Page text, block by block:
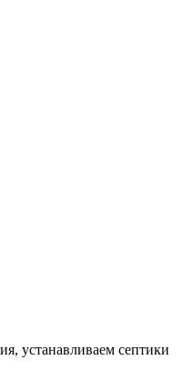
устанавливаем септики